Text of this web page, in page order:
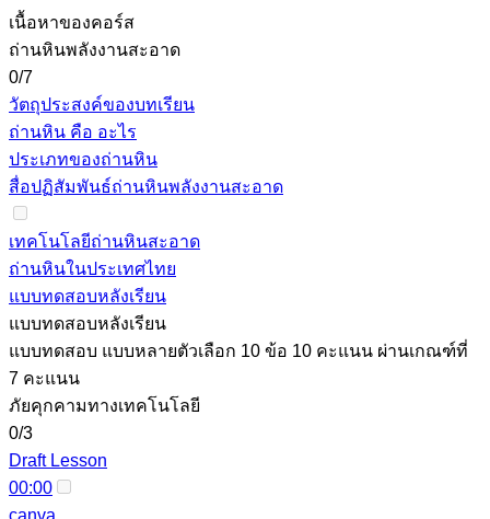
เนื้อหาของคอร์ส
ถ่านหินพลังงานสะอาด
0/7
วัตถุประสงค์ของบทเรียน
ถ่านหิน คือ อะไร
ประเภทของถ่านหิน
สื่อปฏิสัมพันธ์ถ่านหินพลังงานสะอาด
เทคโนโลยีถ่านหินสะอาด
ถ่านหินในประเทศไทย
แบบทดสอบหลังเรียน
แบบทดสอบหลังเรียน
แบบทดสอบ แบบหลายตัวเลือก 10 ข้อ 10 คะแนน ผ่านเกณฑ์ที่
7 คะแนน
ภัยคุกคามทางเทคโนโลยี
0/3
Draft Lesson
00:00
canva